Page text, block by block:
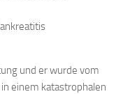
und er wurde vom
einem katastrophalen